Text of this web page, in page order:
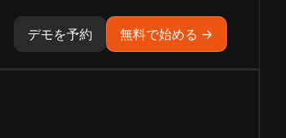
デモを予約 無料で始める →